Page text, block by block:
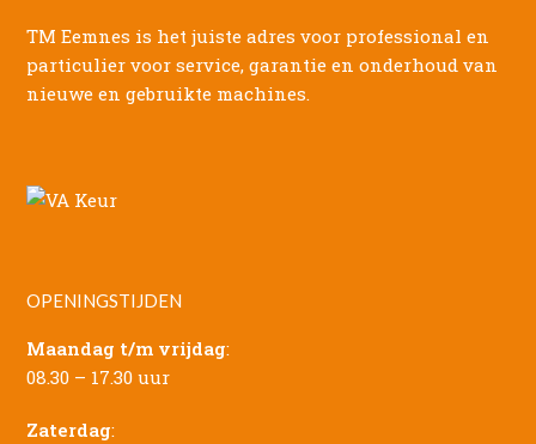
TM Eemnes is het juiste adres voor professional en
particulier voor service, garantie en onderhoud van
nieuwe en gebruikte machines.
OPENINGSTIJDEN
Maandag t/m vrijdag:
08.30 – 17.30 uur
Zaterdag: